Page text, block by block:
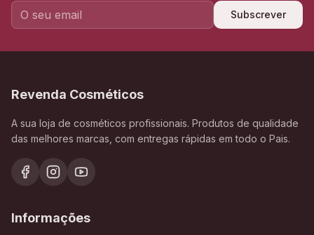
Subscrever
Revenda Cosméticos
A sua loja de cosméticos profissionais. Produtos de qualidade
das melhores marcas, com entregas rápidas em todo o Pais.
Informações